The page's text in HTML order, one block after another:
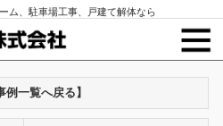
ム、駐車場工事、戸建て解体なら
例一覧へ戻る】